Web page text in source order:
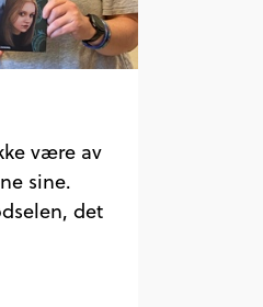
være av
sine.
det